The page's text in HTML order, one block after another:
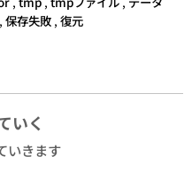
, 保存失敗 , 復元
いく
いきます